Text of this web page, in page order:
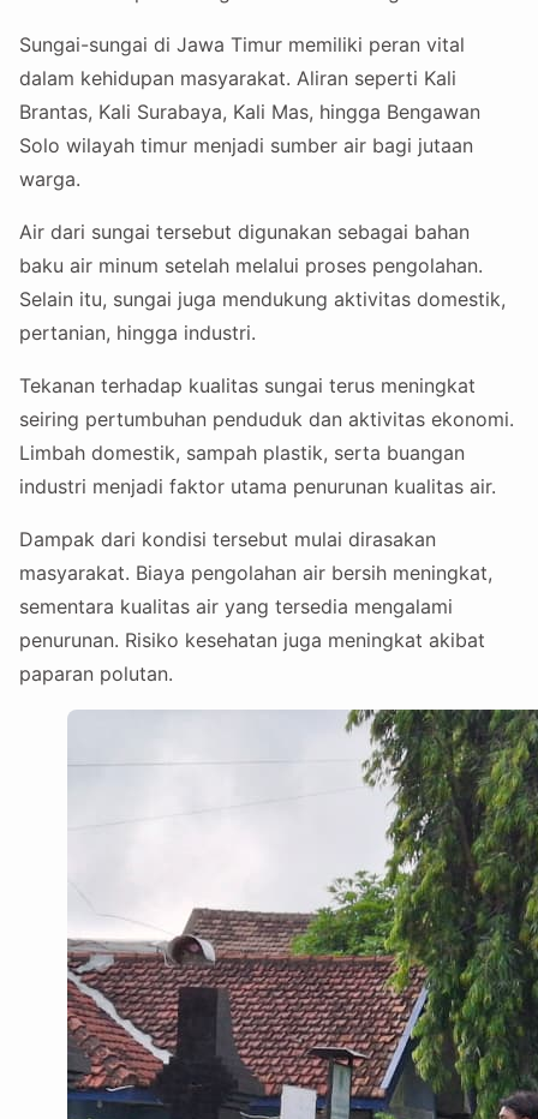
Sungai-sungai di Jawa Timur memiliki peran vital
dalam kehidupan masyarakat. Aliran seperti Kali
Brantas, Kali Surabaya, Kali Mas, hingga Bengawan
Solo wilayah timur menjadi sumber air bagi jutaan
warga.
Air dari sungai tersebut digunakan sebagai bahan
baku air minum setelah melalui proses pengolahan.
Selain itu, sungai juga mendukung aktivitas domestik,
pertanian, hingga industri.
Tekanan terhadap kualitas sungai terus meningkat
seiring pertumbuhan penduduk dan aktivitas ekonomi.
Limbah domestik, sampah plastik, serta buangan
industri menjadi faktor utama penurunan kualitas air.
Dampak dari kondisi tersebut mulai dirasakan
masyarakat. Biaya pengolahan air bersih meningkat,
sementara kualitas air yang tersedia mengalami
penurunan. Risiko kesehatan juga meningkat akibat
paparan polutan.